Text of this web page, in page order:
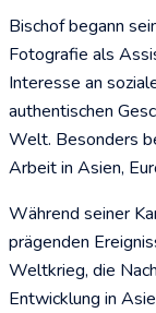
Bischof begann
Fotografie als
Interesse an
authentischen
Welt. Besonders
Arbeit in Asien,
Während seiner
prägenden
Weltkrieg, die
Entwicklung in